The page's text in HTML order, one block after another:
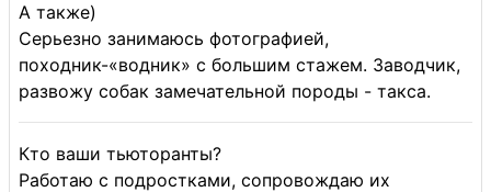
А также)
Серьезно занимаюсь фотографией,
походник-«водник» с большим стажем. Заводчик,
развожу собак замечательной породы - такса.
Кто ваши тьюторанты?
Работаю с подростками, сопровождаю их